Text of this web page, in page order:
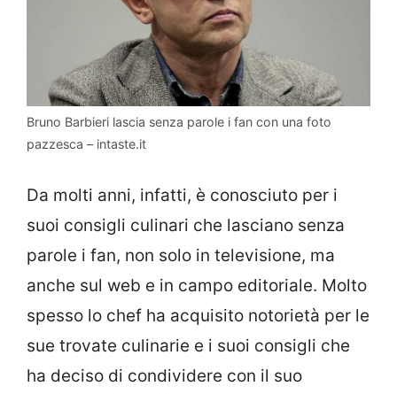
Bruno Barbieri lascia senza parole i fan con una foto
pazzesca – intaste.it
Da molti anni, infatti, è conosciuto per i
suoi consigli culinari che lasciano senza
parole i fan, non solo in televisione, ma
anche sul web e in campo editoriale. Molto
spesso lo chef ha acquisito notorietà per le
sue trovate culinarie e i suoi consigli che
ha deciso di condividere con il suo